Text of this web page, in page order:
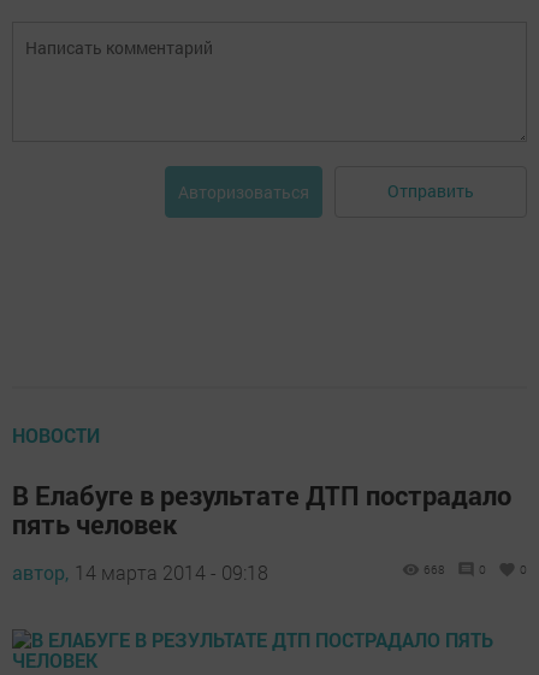
Авторизоваться Отправить
НОВОСТИ
В Елабуге в результате ДТП пострадало
пять человек
автор, 14 марта 2014 - 09:18 668 0 0